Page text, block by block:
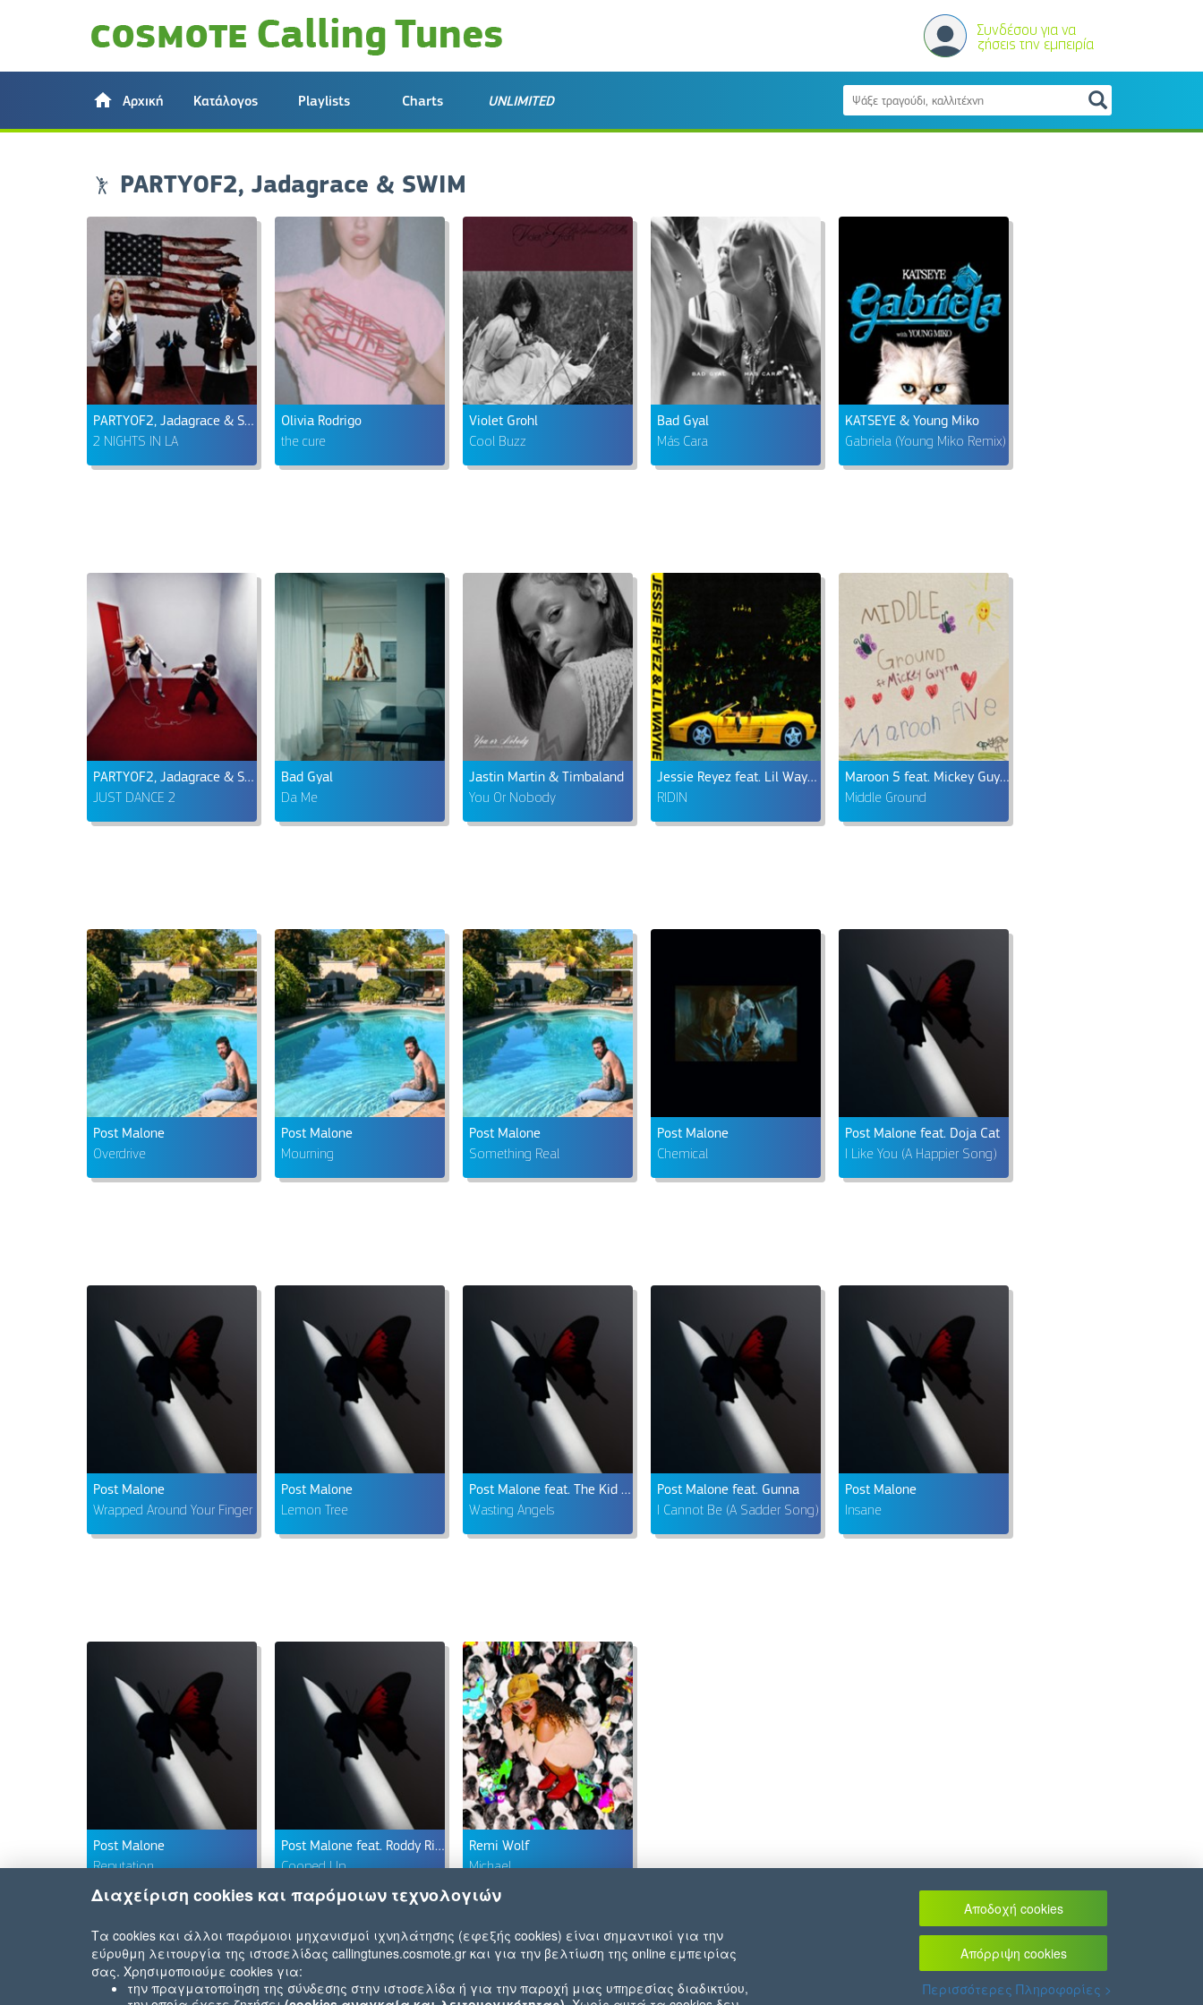
Συνδέσου για να
ζήσεις την εμπειρία
Αρχική Κατάλογος Playlists Charts UNLIMITED
PARTYOF2, Jadagrace & SWIM
PARTYOF2, Jadagrace & SWIM
2 NIGHTS IN LA
Olivia Rodrigo
the cure
Violet Grohl
Cool Buzz
Bad Gyal
Más Cara
KATSEYE & Young Miko
Gabriela (Young Miko Remix)
PARTYOF2, Jadagrace & SWIM
JUST DANCE 2
Bad Gyal
Da Me
Jastin Martin & Timbaland
You Or Nobody
Jessie Reyez feat. Lil Wayne
RIDIN
Maroon 5 feat. Mickey Guyton
Middle Ground
Post Malone
Overdrive
Post Malone
Mourning
Post Malone
Something Real
Post Malone
Chemical
Post Malone feat. Doja Cat
I Like You (A Happier Song)
Post Malone
Wrapped Around Your Finger
Post Malone
Lemon Tree
Post Malone feat. The Kid LAROI
Wasting Angels
Post Malone feat. Gunna
I Cannot Be (A Sadder Song)
Post Malone
Insane
Post Malone
Reputation
Post Malone feat. Roddy Ricch
Cooped Up
Remi Wolf
Michael
Διαχείριση cookies και παρόμοιων τεχνολογιών
Τα cookies και άλλοι παρόμοιοι μηχανισμοί ιχνηλάτησης (εφεξής cookies) είναι σημαντικοί για την
εύρυθμη λειτουργία της ιστοσελίδας callingtunes.cosmote.gr και για την βελτίωση της online εμπειρίας
σας. Χρησιμοποιούμε cookies για:
την πραγματοποίηση της σύνδεσης στην ιστοσελίδα ή για την παροχή μιας υπηρεσίας διαδικτύου,
Αποδοχή cookies
Απόρριψη cookies
Περισσότερες Πληροφορίες >